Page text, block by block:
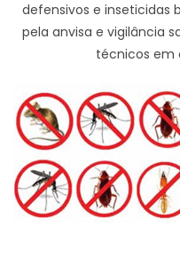
defensivos e inseticidas
pela anvisa e vigilância
técnicos em